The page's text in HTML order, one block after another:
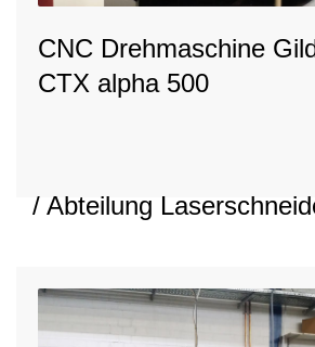
CNC Drehmaschine
CTX alpha 500
/ Abteilung